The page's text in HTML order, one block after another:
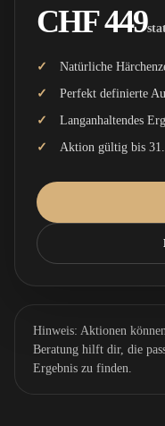
CHF 449
Natürliche
Perfekt definierte
Langanhaltendes
Aktion gültig bis
Hinweis: Aktionen
Beratung hilft dir, die
Ergebnis zu finden.